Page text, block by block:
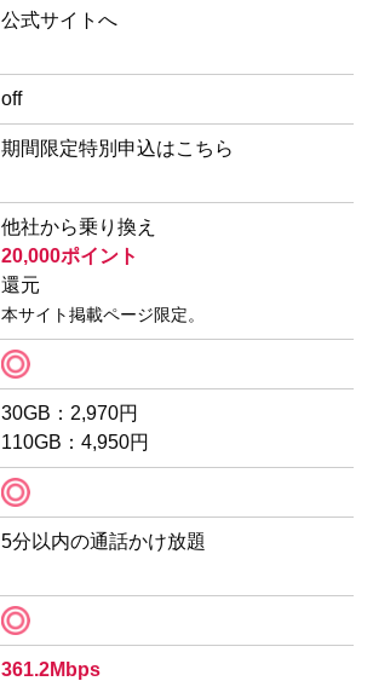
公式サイトへ
off
期間限定特別申込はこちら
他社から乗り換え
20,000ポイント
還元
本サイト掲載ページ限定。
30GB：2,970円
110GB：4,950円
5分以内の通話かけ放題
361.2Mbps